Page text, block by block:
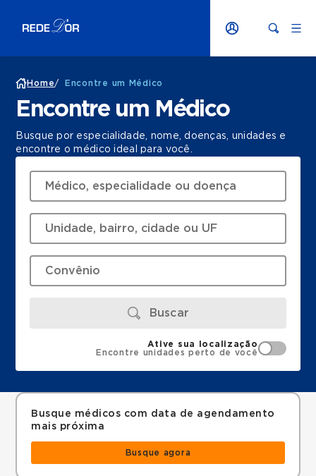
Home/ Encontre um Médico
Encontre um Médico
Busque por especialidade, nome, doenças, unidades e
encontre o médico ideal para você.
Buscar
Ative sua localização
Encontre unidades perto de você
Busque médicos com data de agendamento
mais próxima
Busque agora